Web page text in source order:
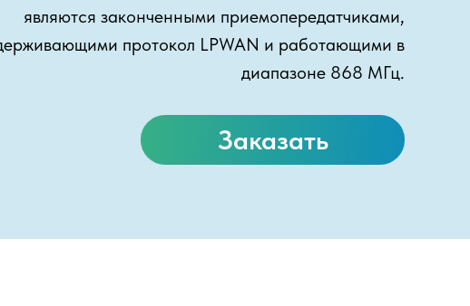
являются законченными приемопередатчиками,
протокол LPWAN и работающими в
диапазоне 868 МГц.
Заказать